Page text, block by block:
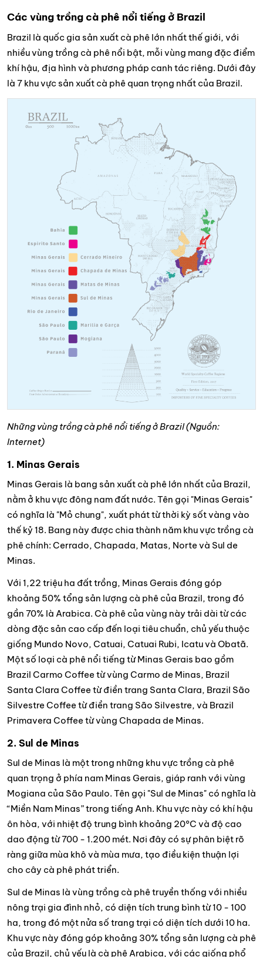
Các vùng trồng cà phê nổi tiếng ở Brazil
Brazil là quốc gia sản xuất cà phê lớn nhất thế giới, với
nhiều vùng trồng cà phê nổi bật, mỗi vùng mang đặc điểm
khí hậu, địa hình và phương pháp canh tác riêng. Dưới đây
là 7 khu vực sản xuất cà phê quan trọng nhất của Brazil.
Những vùng trồng cà phê nổi tiếng ở Brazil (Nguồn:
Internet)
1. Minas Gerais
Minas Gerais là bang sản xuất cà phê lớn nhất của Brazil,
nằm ở khu vực đông nam đất nước. Tên gọi "Minas Gerais"
có nghĩa là "Mỏ chung", xuất phát từ thời kỳ sốt vàng vào
thế kỷ 18. Bang này được chia thành năm khu vực trồng cà
phê chính: Cerrado, Chapada, Matas, Norte và Sul de
Minas.
Với 1,22 triệu ha đất trồng, Minas Gerais đóng góp
khoảng 50% tổng sản lượng cà phê của Brazil, trong đó
gần 70% là Arabica. Cà phê của vùng này trải dài từ các
dòng đặc sản cao cấp đến loại tiêu chuẩn, chủ yếu thuộc
giống Mundo Novo, Catuai, Catuai Rubi, Icatu và Obatã.
Một số loại cà phê nổi tiếng từ Minas Gerais bao gồm
Brazil Carmo Coffee từ vùng Carmo de Minas, Brazil
Santa Clara Coffee từ điền trang Santa Clara, Brazil São
Silvestre Coffee từ điền trang São Silvestre, và Brazil
Primavera Coffee từ vùng Chapada de Minas.
2. Sul de Minas
Sul de Minas là một trong những khu vực trồng cà phê
quan trọng ở phía nam Minas Gerais, giáp ranh với vùng
Mogiana của São Paulo. Tên gọi "Sul de Minas" có nghĩa là
“Miền Nam Minas” trong tiếng Anh. Khu vực này có khí hậu
ôn hòa, với nhiệt độ trung bình khoảng 20°C và độ cao
dao động từ 700 - 1.200 mét. Nơi đây có sự phân biệt rõ
ràng giữa mùa khô và mùa mưa, tạo điều kiện thuận lợi
cho cây cà phê phát triển.
Sul de Minas là vùng trồng cà phê truyền thống với nhiều
nông trại gia đình nhỏ, có diện tích trung bình từ 10 - 100
ha, trong đó một nửa số trang trại có diện tích dưới 10 ha.
Khu vực này đóng góp khoảng 30% tổng sản lượng cà phê
của Brazil, chủ yếu là cà phê Arabica, với các giống phổ